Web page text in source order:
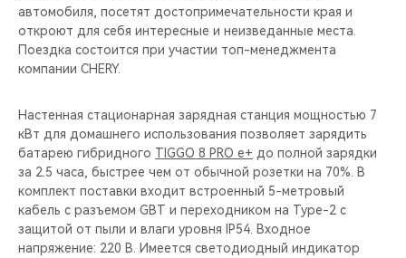
автомобиля, посетят достопримечательности края и
откроют для себя интересные и неизведанные места.
Поездка состоится при участии топ-менеджмента
компании CHERY.
Настенная стационарная зарядная станция мощностью 7
кВт для домашнего использования позволяет зарядить
батарею гибридного TIGGO 8 PRO e+ до полной зарядки
за 2.5 часа, быстрее чем от обычной розетки на 70%. В
комплект поставки входит встроенный 5-метровый
кабель с разъемом GBT и переходником на Type-2 c
защитой от пыли и влаги уровня IP54. Входное
напряжение: 220 В. Имеется светодиодный индикатор